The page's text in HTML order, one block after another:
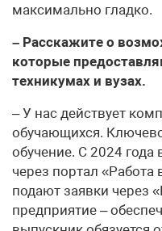
максимально гладко.
– Расскажите о
которые
техникумах и вузах.
– У нас действует
обучающихся.
обучение. С 2024 года
через портал «Работа
подают заявки через
предприятие –